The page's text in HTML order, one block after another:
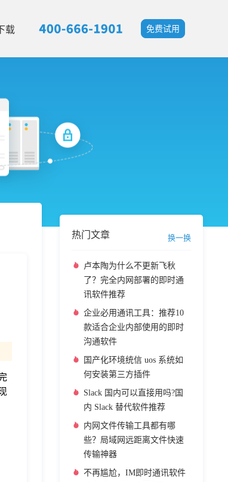
载 免费试用
热门文章 换一换
卢本陶为什么不更新飞秋
了？完全内网部署的即时通
讯软件推荐
企业必用通讯工具：推荐10
款适合企业内部使用的即时
沟通软件
国产化环境统信 uos 系统如
何安装第三方插件
Slack 国内可以直接用吗?国
内 Slack 替代软件推荐
内网文件传输工具都有哪
些？局域网远距离文件快速
传输神器
不再尴尬，IM即时通讯软件